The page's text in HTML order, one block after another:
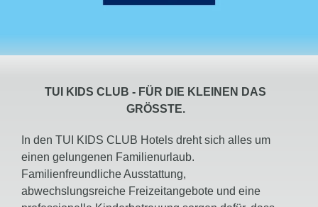
TUI KIDS CLUB - FÜR DIE KLEINEN DAS
GRÖSSTE.
In den TUI KIDS CLUB Hotels dreht sich alles um
einen gelungenen Familienurlaub.
Familienfreundliche Ausstattung,
abwechslungsreiche Freizeitangebote und eine